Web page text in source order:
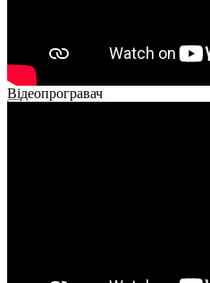
Відеопрогравач